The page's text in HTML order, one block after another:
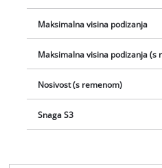
Maksimalna visina podizanja
Maksimalna visina podizanja (s
Nosivost (s remenom)
Snaga S3